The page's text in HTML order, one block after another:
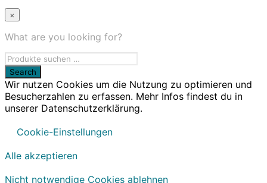
×
What are you looking for?
Wir nutzen Cookies um die Nutzung zu optimieren und
Besucherzahlen zu erfassen. Mehr Infos findest du in
unserer Datenschutzerklärung.
Cookie-Einstellungen
Alle akzeptieren
Nicht notwendige Cookies ablehnen